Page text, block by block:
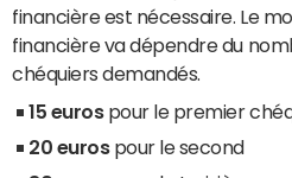
financière est nécessaire. Le
financière va dépendre du
chéquiers demandés.
15 eurospour le premier
20 eurospour le second